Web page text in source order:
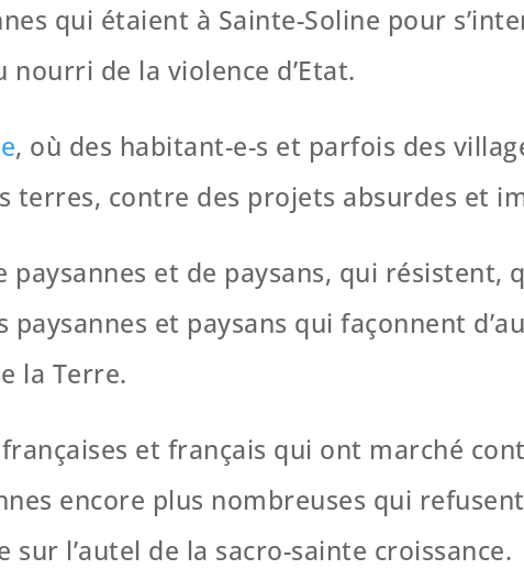
qui étaient à Sainte-Soline pour
de la violence d’Etat.
, où des habitant-e-s et parfois des
contre des projets absurdes et
et de paysans, qui résistent,
et paysans qui façonnent
la Terre.
et français qui ont marché
encore plus nombreuses qui
l’autel de la sacro-sainte croissance.